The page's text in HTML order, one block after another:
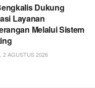
Dukung
Layanan
Melalui Sistem
AGUSTUS 2026